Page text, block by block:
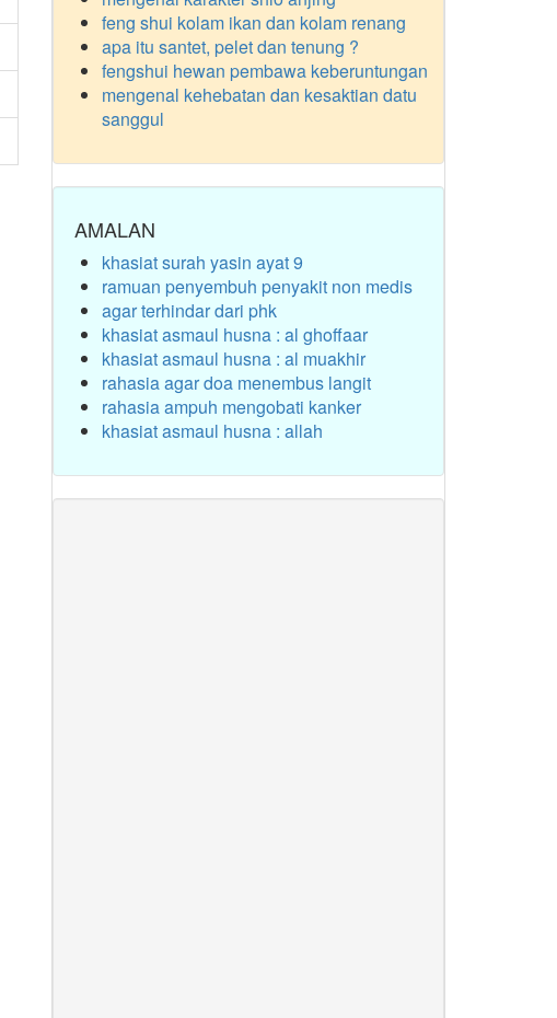
feng shui kolam ikan dan kolam renang
apa itu santet, pelet dan tenung ?
fengshui hewan pembawa keberuntungan
mengenal kehebatan dan kesaktian datu
sanggul
AMALAN
khasiat surah yasin ayat 9
ramuan penyembuh penyakit non medis
agar terhindar dari phk
khasiat asmaul husna : al ghoffaar
khasiat asmaul husna : al muakhir
rahasia agar doa menembus langit
rahasia ampuh mengobati kanker
khasiat asmaul husna : allah